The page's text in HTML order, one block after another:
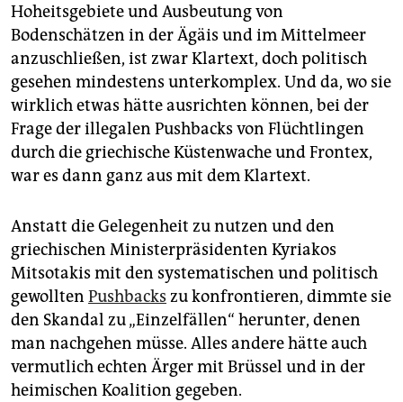
Hoheitsgebiete und Ausbeutung von
Bodenschätzen in der Ägäis und im Mittelmeer
anzuschließen, ist zwar Klartext, doch politisch
gesehen mindestens unterkomplex. Und da, wo sie
wirklich etwas hätte ausrichten können, bei der
Frage der illegalen Pushbacks von Flüchtlingen
durch die griechische Küstenwache und Frontex,
war es dann ganz aus mit dem Klartext.
Anstatt die Gelegenheit zu nutzen und den
griechischen Ministerpräsidenten Kyriakos
Mitsotakis mit den systematischen und politisch
gewollten Pushbacks zu konfrontieren, dimmte sie
den Skandal zu „Einzelfällen“ herunter, denen
man nachgehen müsse. Alles andere hätte auch
vermutlich echten Ärger mit Brüssel und in der
heimischen Koalition gegeben.